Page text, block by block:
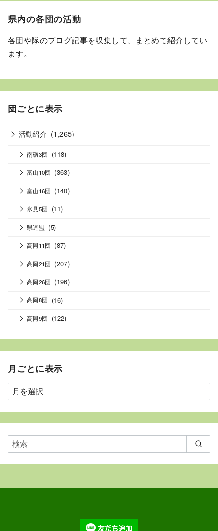
県内の各団の活動
各団や隊のブログ記事を収集して、まとめて紹介してい
ます。
団ごとに表示
活動紹介 (1,265)
南砺3団 (118)
富山10団 (363)
富山16団 (140)
氷見5団 (11)
県連盟 (5)
高岡11団 (87)
高岡21団 (207)
高岡26団 (196)
高岡8団 (16)
高岡9団 (122)
月ごとに表示
月
ご
と
表
示